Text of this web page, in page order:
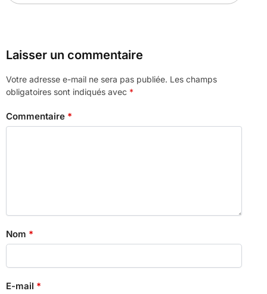
Laisser un commentaire
Votre adresse e-mail ne sera pas publiée. Les champs
obligatoires sont indiqués avec *
Commentaire *
Nom *
E-mail *